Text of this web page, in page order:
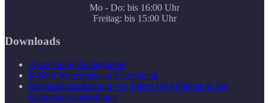
Mo - Do: bis 16:00 Uhr
Freitag: bis 15:00 Uhr
Downloads
Anmeldung Kindergarten
E-Mail Weitergabe an Elternbeirat
Datenschutzerklärung von Eltern bei Mitarbeit in der
Kindertageseinrichtung